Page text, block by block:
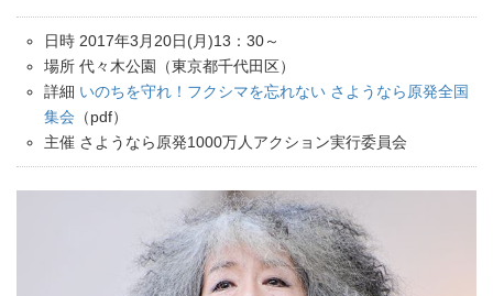
日時 2017年3月20日(月)13：30～
場所 代々木公園（東京都千代田区）
詳細 いのちを守れ！フクシマを忘れない さようなら原発全国
集会 （pdf）
主催 さようなら原発1000万人アクション実行委員会